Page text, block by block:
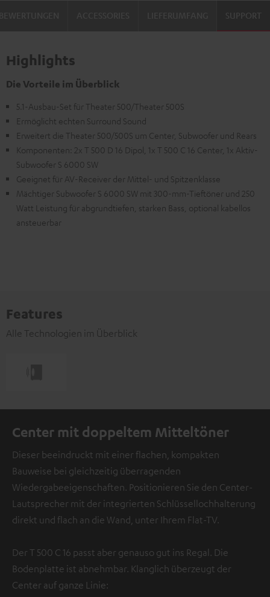
SUPPORT
Highlights
Die Vorteile im Überblick
5.1-Ausbau-Set für Theater 500/Theater 500S
Ermöglicht echten Surround Sound
Erweitert die Theater 500/500S um Center, Subwoofer und Rears
Komponenten: 2x T 500 D 16 Dipol, 1x T 500 C 16 Center, 1x Aktiv-
Subwoofer S 6000 SW
Geeignet für AV-Receiver der Mittel- und Spitzenklasse
Mächtiger Subwoofer S 6000 SW mit 300-mm-Tieftöner und 250
Watt Leistung für abgrundtiefen, starken Bass, optional kabellos
ansteuerbar
Features
Alle Technologien im Überblick
Center mit doppeltem Mitteltöner
Dieser beeindruckt mit einer flachen, kompakten
Bauweise bei gleichzeitig überragenden
Wiedergabeeigenschaften. Positionieren Sie den Center-
Lautsprecher mit der integrierten Schlüssellochhalterung
direkt und flach an die Wand, unter Ihrem Flat-TV.
Der T 500 C 16 passt aber genauso gut ins Regal. Die
Bodenplatte ist abnehmbar. Klanglich überzeugt der
Center auf ganze Linie: